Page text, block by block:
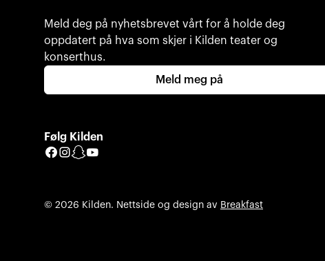
Meld deg på nyhetsbrevet vårt for å holde deg
oppdatert på hva som skjer i Kilden teater og
konserthus.
Meld meg på
Følg Kilden
Facebook
Instagram
Snapchat
© 2026 Kilden. Nettside og design av Breakfast